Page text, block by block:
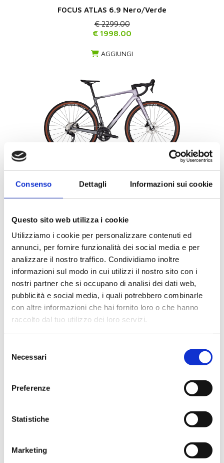
Consenso Dettagli Informazioni sui cookie
Questo sito web utilizza i cookie
Utilizziamo i cookie per personalizzare contenuti ed
annunci, per fornire funzionalità dei social media e per
analizzare il nostro traffico. Condividiamo inoltre
informazioni sul modo in cui utilizzi il nostro sito con i
nostri partner che si occupano di analisi dei dati web,
pubblicità e social media, i quali potrebbero combinarle
con altre informazioni che hai fornito loro o che hanno
raccolto dal tuo utilizzo dei loro servizi.
delNecessari
Preferenze
Statistiche
Marketing
FOCUS ATLAS 6.9 Nero/Verde
€ 2299.00
€ 1998.00
AGGIUNGI
€ 2699.00
€ 2399.00